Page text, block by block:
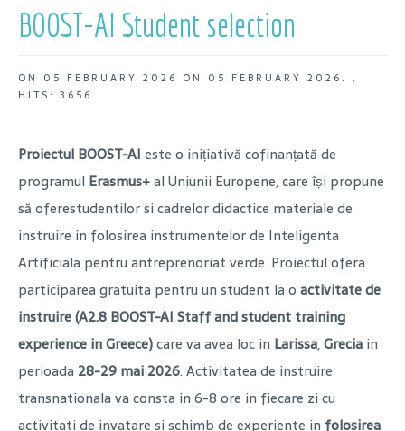
BOOST-AI Student selection
ON 05 FEBRUARY 2026 ON 05 FEBRUARY 2026 . .
HITS: 3656
Proiectul BOOST-AI este o inițiativă cofinanțată de
programul Erasmus+al Uniunii Europene, care își propune
să oferestudentilor si cadrelor didactice materiale de
instruire in folosirea instrumentelor de Inteligenta
Artificiala pentru antreprenoriat verde. Proiectul ofera
participarea gratuita pentru un student la o activitate de
instruire (A2.8 BOOST-AI Staff and student training
experience in Greece)care va avea loc in Larissa,Grecia in
perioada 28-29 mai 2026. Activitatea de instruire
transnationala va consta in 6-8 ore in fiecare zi cu
activitati de invatare si schimb de experiente in folosirea